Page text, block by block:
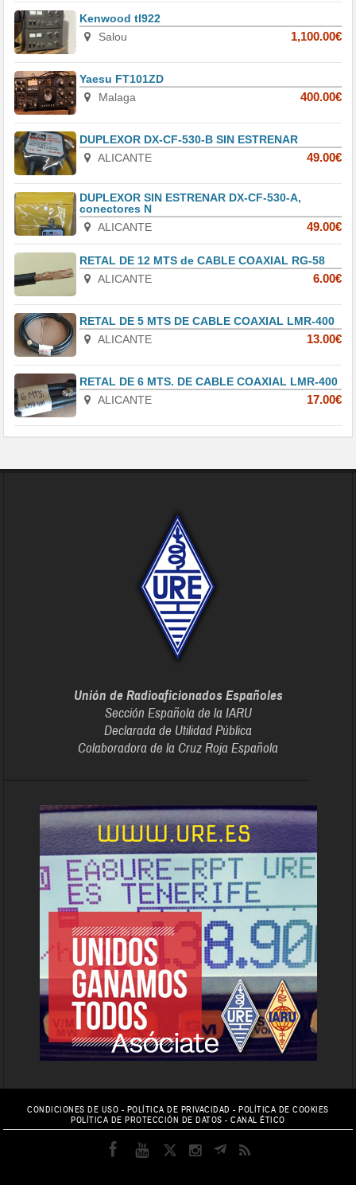
Kenwood tl922
Salou
1,100.00€
Yaesu FT101ZD
Malaga
400.00€
DUPLEXOR DX-CF-530-B SIN ESTRENAR
ALICANTE
49.00€
DUPLEXOR SIN ESTRENAR DX-CF-530-A,
conectores N
ALICANTE
49.00€
RETAL DE 12 MTS de CABLE COAXIAL RG-58
ALICANTE
6.00€
RETAL DE 5 MTS DE CABLE COAXIAL LMR-400
ALICANTE
13.00€
RETAL DE 6 MTS. DE CABLE COAXIAL LMR-400
ALICANTE
17.00€
Unión de Radioaficionados Españoles
Sección Española de la IARU
Declarada de Utilidad Pública
Colaboradora de la Cruz Roja Española
CONDICIONES DE USO - POLÍTICA DE PRIVACIDAD - POLÍTICA DE COOKIES
POLÍTICA DE PROTECCIÓN DE DATOS -CANAL ÉTICO